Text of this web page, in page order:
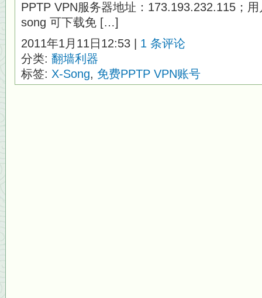
PPTP VPN服务器地址：173.193.232.115；
song 可下载免 […]
2011年1月11日12:53 | 1 条评论
分类: 翻墙利器
标签: X-Song, 免费PPTP VPN账号